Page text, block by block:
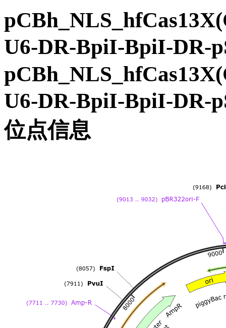
U6-DR-BpiI-BpiI-DR-
U6-DR-BpiI-BpiI-DR-
位点信息